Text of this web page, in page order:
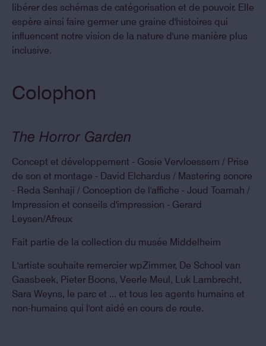
libérer des schémas de catégorisation et de pouvoir. Elle
espère ainsi faire germer une graine d'histoires qui
influencent notre vision de la nature d'une manière plus
inclusive.
Colophon
The Horror Garden
Concept et développement - Gosie Vervloessem / Prise
de son et montage - David Elchardus / Mastering sonore
- Reda Senhaji / Conception de l'affiche - Joud Toamah /
Impression et conseils d'impression - Gerard
Leysen/Afreux
Fait partie de la collection du musée Middelheim
L'artiste souhaite remercier wpZimmer, De School van
Gaasbeek, Pieter Boons, Veerle Meul, Luk Lambrecht,
Sara Weyns, le parc et ... et tous les agents humains et
non-humains qui l'ont aidé en cours de route.